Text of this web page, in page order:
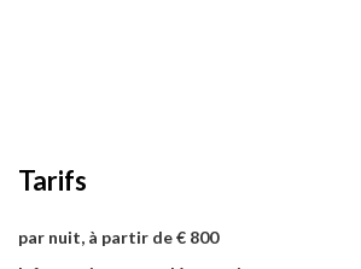
Tarifs
par nuit, à partir de € 800